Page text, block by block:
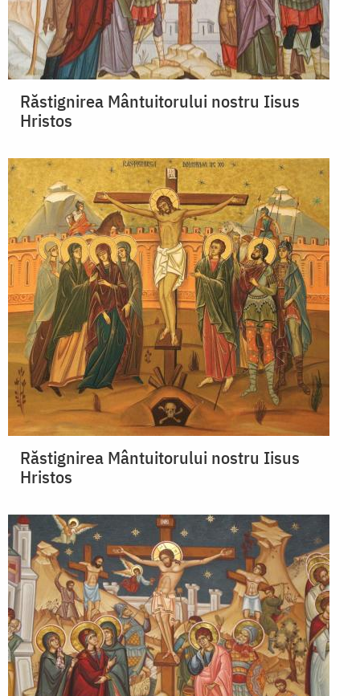
Răstignirea Mântuitorului nostru Iisus
Hristos
Răstignirea Mântuitorului nostru Iisus
Hristos